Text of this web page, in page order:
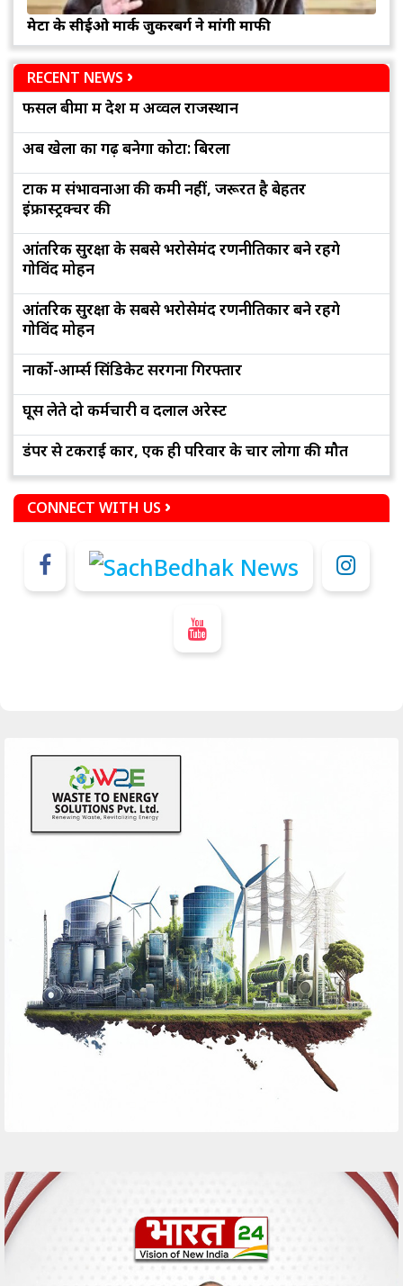
मेटा के सीईओ मार्क जुकरबर्ग ने मांगी माफी
RECENT NEWS
फसल बीमा में देश में अव्वल राजस्थान
अब खेलों का गढ़ बनेगा कोटा: बिरला
टोंक में संभावनाओं की कमी नहीं, जरूरत है बेहतर
इंफ्रास्ट्रक्चर की
आंतरिक सुरक्षा के सबसे भरोसेमंद रणनीतिकार बने रहेंगे
गोविंद मोहन
आंतरिक सुरक्षा के सबसे भरोसेमंद रणनीतिकार बने रहेंगे
गोविंद मोहन
नार्को-आर्म्स सिंडिकेट सरगना गिरफ्तार
घूस लेते दो कर्मचारी व दलाल अरेस्ट
डंपर से टकराई कार, एक ही परिवार के चार लोगों की मौत
CONNECT WITH US